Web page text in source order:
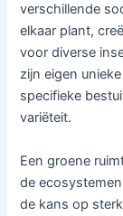
verschillende
elkaar plant,
voor diverse
zijn eigen
specifieke
variëteit.
Een groene
de
de kans op